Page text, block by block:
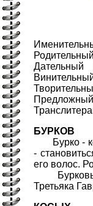
БУРКОВ
Бурко -
-
его волос.
Бурковы -
Третьяка